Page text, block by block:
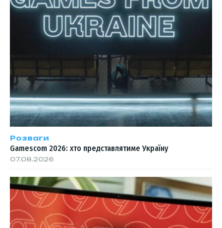
Розваги
Gamescom 2026: хто представлятиме Україну
07.08.2026